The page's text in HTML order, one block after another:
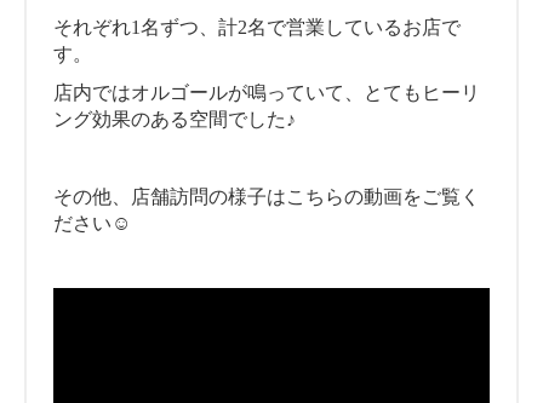
それぞれ1名ずつ、計2名で営業しているお店で
す。
店内ではオルゴールが鳴っていて、とてもヒーリ
ング効果のある空間でした♪
その他、店舗訪問の様子はこちらの動画をご覧く
ださい☺